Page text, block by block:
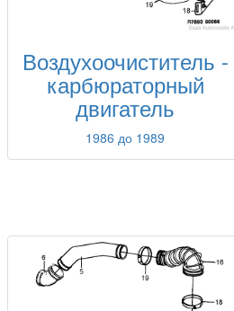
Воздухоочиститель -
карбюраторный
двигатель
1986 до 1989